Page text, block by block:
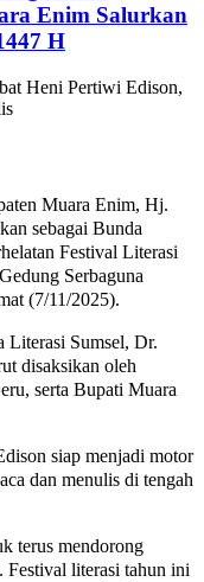
Enim Salurkan
H
Muara Enim, Hj.
sebagai Bunda
Festival Literasi
Serbaguna
(7/11/2025).
Literasi Sumsel, Dr.
disaksikan oleh
serta Bupati Muara
siap menjadi motor
dan menulis di tengah
terus mendorong
Festival literasi tahun ini